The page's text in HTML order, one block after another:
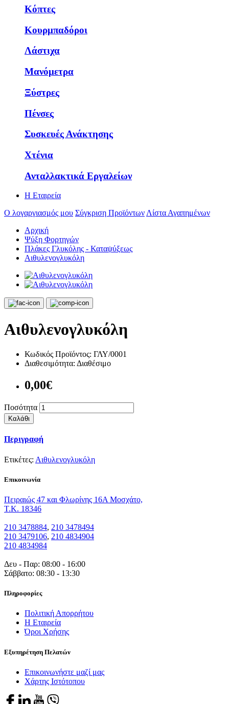
Κόπτες
Κουρμπαδόροι
Λάστιχα
Μανόμετρα
Ξύστρες
Πένσες
Συσκευές Ανάκτησης
Χτένια
Ανταλλακτικά Εργαλείων
Η Εταιρεία
Ο λογαργιασμός μου Σύγκριση ΠροϊόντωνΛίστα Αγαπημένων
Αρχική
Ψύξη Φορτηγών
Πλάκες Γλυκόλης - Καταψύξεως
Αιθυλενογλυκόλη
Αιθυλενογλυκόλη
Κωδικός Προϊόντος: ΓΛΥ/0001
Διαθεσιμότητα: Διαθέσιμο
0,00€
Ποσότητα
Καλάθι
Περιγραφή
Ετικέτες: Αιθυλενογλυκόλη
Eπικοινωνία
Πειραιώς 47 και Φλωρίνης 16Α Μοσχάτο,
T.K. 18346
210 3478884, 210 3478494
210 3479106, 210 4834904
210 4834984
Δευ - Παρ: 08:00 - 16:00
Σάββατο: 08:30 - 13:30
Πληροφορίες
Πολιτική Απορρήτου
Η Εταιρεία
Όροι Χρήσης
Εξυπηρέτηση Πελατών
Επικοινωνήστε μαζί μας
Χάρτης Ιστότοπου